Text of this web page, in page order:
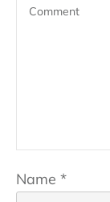
Name *